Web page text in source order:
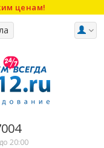
ценам!
20:00